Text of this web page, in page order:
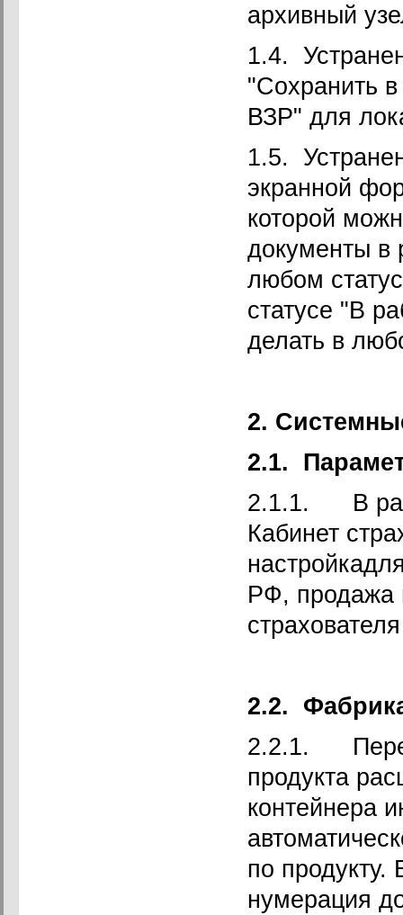
архивный
1.4.
"Сохранить
ВЗР" для
1.5.
экранной
которой
документы в
любом
статусе "В
делать в
2.
2.1.
2.1.1. В
Кабинет
РФ, продажа
2.2.
2.2.1.
продукта
контейнера
по продукту.
нумерация